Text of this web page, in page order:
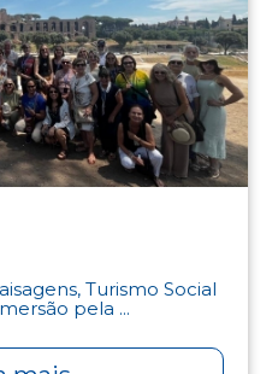
Turismo Social
pela ...